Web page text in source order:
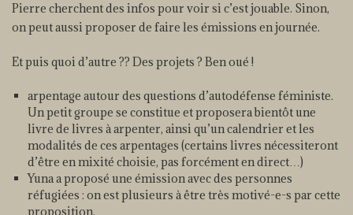
Pierre cherchent des infos pour voir si c’est jouable. Sinon,
on peut aussi proposer de faire les émissions en journée.
Et puis quoi d’autre ?? Des projets ? Ben oué !
arpentage autour des questions d’autodéfense féministe.
Un petit groupe se constitue et proposera bientôt une
livre de livres à arpenter, ainsi qu’un calendrier et les
modalités de ces arpentages (certains livres nécessiteront
d’être en mixité choisie, pas forcément en direct…)
Yuna a proposé une émission avec des personnes
réfugiées : on est plusieurs à être très motivé-e-s par cette
proposition.